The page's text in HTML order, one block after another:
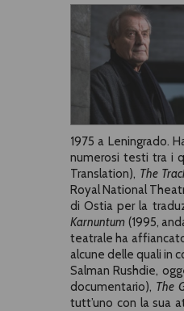
1975 a Leningrado.
numerosi testi tra i
Translation), The
Royal National
di Ostia per la
Karnuntum (1995,
teatrale ha
alcune delle quali in
Salman Rushdie,
documentario), The
tutt’uno con la sua